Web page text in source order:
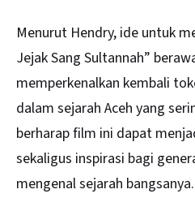
Menurut Hendry, ide untuk
Jejak Sang Sultannah”
memperkenalkan kembali
dalam sejarah Aceh yang
berharap film ini dapat
sekaligus inspirasi bagi
mengenal sejarah bangsanya.